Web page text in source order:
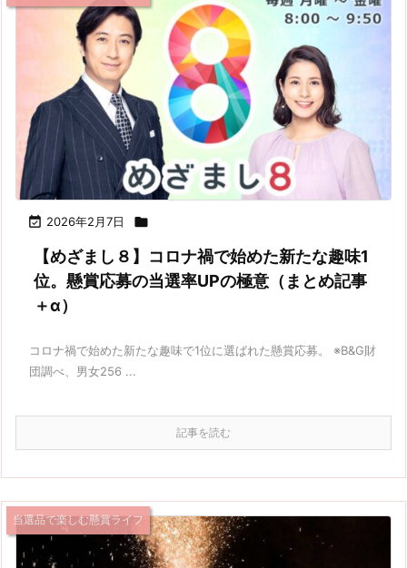
 2026年2月7日 
【めざまし８】コロナ禍で始めた新たな趣味1
位。懸賞応募の当選率UPの極意（まとめ記事
＋α）
コロナ禍で始めた新たな趣味で1位に選ばれた懸賞応募。 ※B&G財
団調べ、男女256 ...
記事を読む
当選品で楽しむ懸賞ライフ